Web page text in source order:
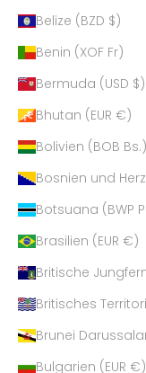
Belize (BZD $)
Benin (XOF Fr)
Bermuda (USD $)
Bhutan (EUR €)
Bolivien (BOB Bs.)
Bosnien und
Botsuana (BWP
Brasilien (EUR €)
Britische
Britisches
Brunei
Bulgarien (EUR €)